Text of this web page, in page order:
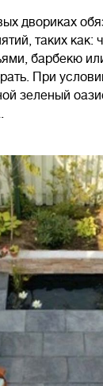
двориках
таких как:
барбекю
При
зеленый